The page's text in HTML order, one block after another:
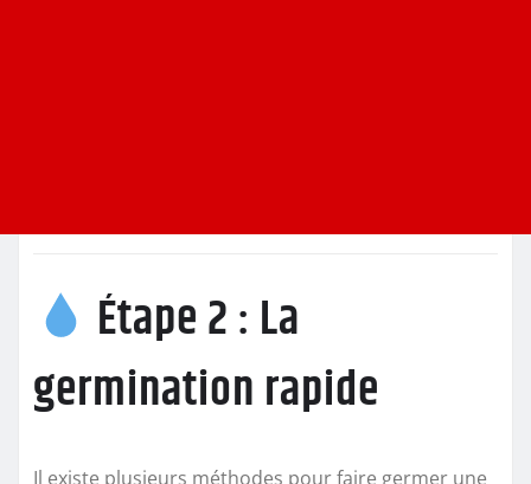
Étape 2 : La
germination rapide
Il existe plusieurs méthodes pour faire germer une